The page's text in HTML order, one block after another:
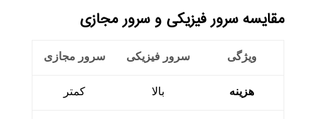
مقایسه سرور فیزیکی و سرور مجازی
ویژگی سرور فیزیکی سرور مجازی
هزینه بالا کمتر